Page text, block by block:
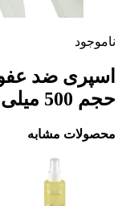
ناموجود
اسپری ضد
حجم 500 میلی لیتر
محصولات مشابه